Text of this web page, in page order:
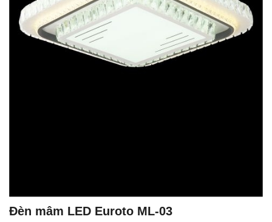
Đèn mâm LED Euroto ML-03